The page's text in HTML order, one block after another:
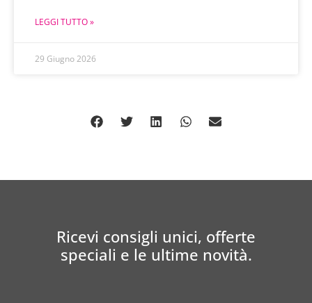
LEGGI TUTTO »
29 Giugno 2026
Ricevi consigli unici, offerte
speciali e le ultime novità.